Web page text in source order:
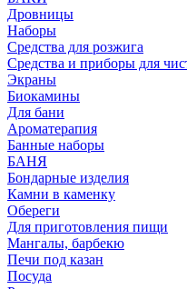
Дровницы
Наборы
Средства для розжига
Средства и приборы для
Экраны
Биокамины
Для бани
Ароматерапия
Банные наборы
БАНЯ
Бондарные изделия
Камни в каменку
Обереги
Для приготовления пищи
Мангалы, барбекю
Печи под казан
Посуда